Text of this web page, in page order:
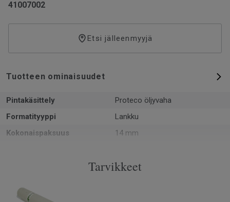
41007002
Etsi jälleenmyyjä
Tuotteen ominaisuudet
Pintakäsittely
Proteco öljyvaha
Formatityyppi
Lankku
Kokonaispaksuus
14 mm
Kyllä
Kappaleita laatikossa
Tarvikkeet